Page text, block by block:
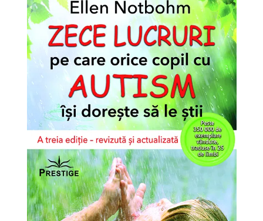
Spiritualitate
Extratereștrii
Transformare spirituală
Psihologie
Dezvoltare personală
Astrologie
Seria Montauk
Mistere
Seria Chico Xavier
Seria Helena Blavatsky